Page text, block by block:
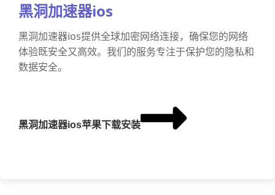
黑洞加速器ios
黑洞加速器ios提供全球加密网络连接，确保您的网络
体验既安全又高效。我们的服务专注于保护您的隐私和
数据安全。
黑洞加速器ios苹果下载安装